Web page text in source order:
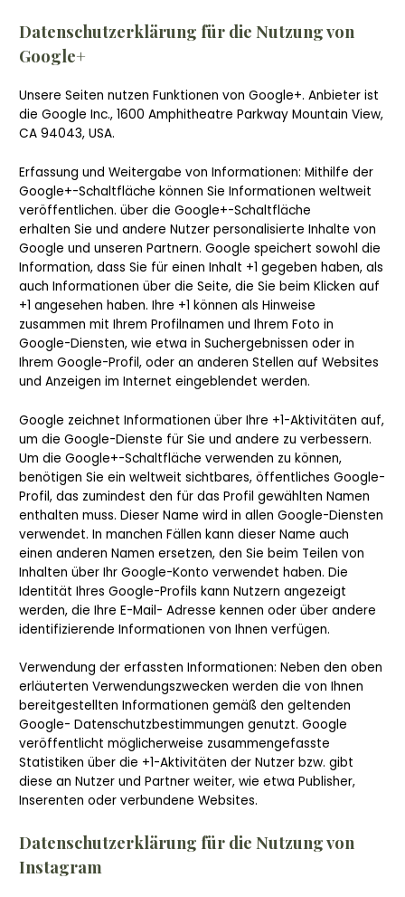
Datenschutzerklärung für die Nutzung von
Google+
Unsere Seiten nutzen Funktionen von Google+. Anbieter ist
die Google Inc., 1600 Amphitheatre Parkway Mountain View,
CA 94043, USA.
Erfassung und Weitergabe von Informationen: Mithilfe der
Google+-Schaltfläche können Sie Informationen weltweit
veröffentlichen. über die Google+-Schaltfläche
erhalten Sie und andere Nutzer personalisierte Inhalte von
Google und unseren Partnern. Google speichert sowohl die
Information, dass Sie für einen Inhalt +1 gegeben haben, als
auch Informationen über die Seite, die Sie beim Klicken auf
+1 angesehen haben. Ihre +1 können als Hinweise
zusammen mit Ihrem Profilnamen und Ihrem Foto in
Google-Diensten, wie etwa in Suchergebnissen oder in
Ihrem Google-Profil, oder an anderen Stellen auf Websites
und Anzeigen im Internet eingeblendet werden.
Google zeichnet Informationen über Ihre +1-Aktivitäten auf,
um die Google-Dienste für Sie und andere zu verbessern.
Um die Google+-Schaltfläche verwenden zu können,
benötigen Sie ein weltweit sichtbares, öffentliches Google-
Profil, das zumindest den für das Profil gewählten Namen
enthalten muss. Dieser Name wird in allen Google-Diensten
verwendet. In manchen Fällen kann dieser Name auch
einen anderen Namen ersetzen, den Sie beim Teilen von
Inhalten über Ihr Google-Konto verwendet haben. Die
Identität Ihres Google-Profils kann Nutzern angezeigt
werden, die Ihre E-Mail- Adresse kennen oder über andere
identifizierende Informationen von Ihnen verfügen.
Verwendung der erfassten Informationen: Neben den oben
erläuterten Verwendungszwecken werden die von Ihnen
bereitgestellten Informationen gemäß den geltenden
Google- Datenschutzbestimmungen genutzt. Google
veröffentlicht möglicherweise zusammengefasste
Statistiken über die +1-Aktivitäten der Nutzer bzw. gibt
diese an Nutzer und Partner weiter, wie etwa Publisher,
Inserenten oder verbundene Websites.
Datenschutzerklärung für die Nutzung von
Instagram